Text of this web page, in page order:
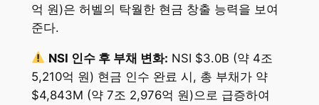
억 원)은 허벨의 탁월한 현금 창출 능력을 보여
준다.
NSI 인수 후 부채 변화: NSI $3.0B (약 4조
5,210억 원) 현금 인수 완료 시, 총 부채가 약
$4,843M (약 7조 2,976억 원)으로 급증하여